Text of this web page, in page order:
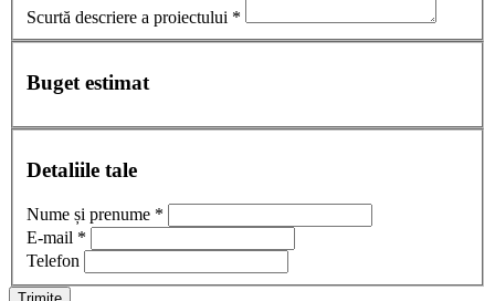
Scurtă descriere a proiectului *
Buget estimat
Detaliile tale
Nume și prenume *
E-mail *
Telefon
Trimite